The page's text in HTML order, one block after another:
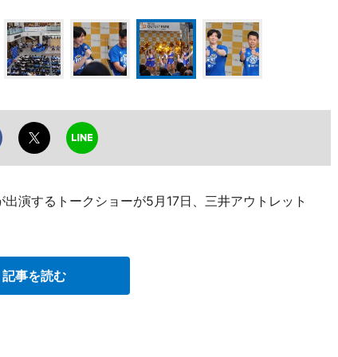
演するトークショーが5月17日、三井アウトレット
記事を読む